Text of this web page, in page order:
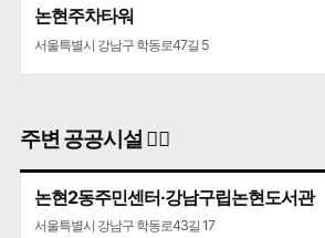
논현주차타워
서울특별시 강남구 학동로47길 5
주변 공공시설 👨‍✈️
논현2동주민센터·강남구립논현도서관
서울특별시 강남구 학동로43길 17